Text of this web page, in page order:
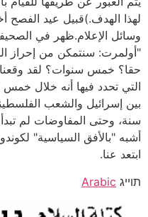
لهذا الهدف.)قبيل عيد
وسائل الإعلام.ظهر في
"أولمرت: سنتمكن من إحراز
التي تحدد فيها أنه خلال خمس
سنة، وحتى المفاوضات لم
أشبه "بالأفق السياسية"
ابتعد عنا.
תוייג Arabic